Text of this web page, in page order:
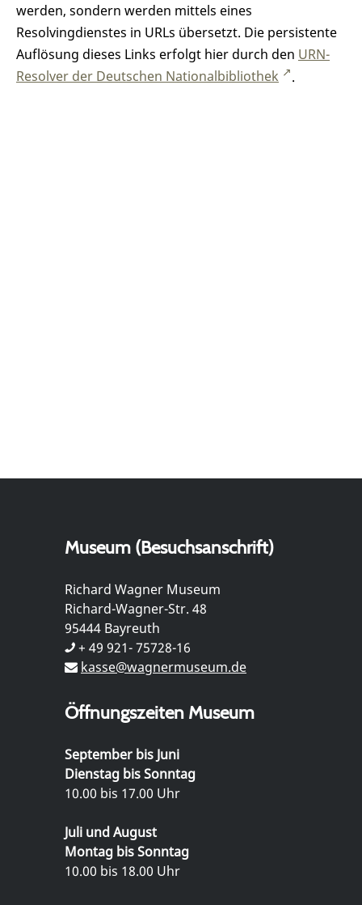
werden, sondern werden mittels eines
Resolvingdienstes in URLs übersetzt. Die persistente
Auflösung dieses Links erfolgt hier durch den URN-
Resolver der Deutschen Nationalbibliothek
.
Museum (Besuchsanschrift)
Richard Wagner Museum
Richard-Wagner-Str. 48
95444 Bayreuth
+ 49 921- 75728-16
kasse@wagnermuseum.de
Öffnungszeiten Museum
September bis Juni
Dienstag bis Sonntag
10.00 bis 17.00 Uhr
Juli und August
Montag bis Sonntag
10.00 bis 18.00 Uhr